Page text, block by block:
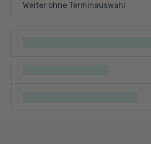
Weiter ohne Terminauswahl